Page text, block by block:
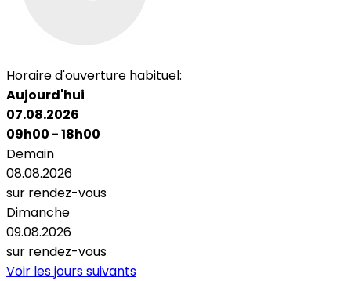
Horaire d'ouverture habituel:
Aujourd'hui
07.08.2026
09h00 - 18h00
Demain
08.08.2026
sur rendez-vous
Dimanche
09.08.2026
sur rendez-vous
Voir les jours suivants